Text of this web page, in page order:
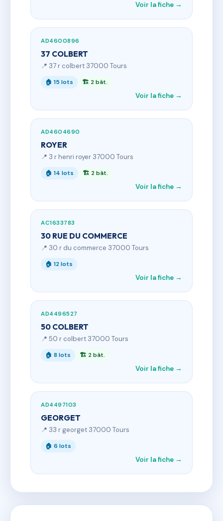
Voir la fiche →
AD4600896
37 COLBERT
📍 37 r colbert 37000 Tours
🏠 15 lots 🏗 2 bât.
Voir la fiche →
AD4604690
ROYER
📍 3 r henri royer 37000 Tours
🏠 14 lots 🏗 2 bât.
Voir la fiche →
AC1633783
30 RUE DU COMMERCE
📍 30 r du commerce 37000 Tours
🏠 12 lots
Voir la fiche →
AD4496527
50 COLBERT
📍 50 r colbert 37000 Tours
🏠 8 lots 🏗 2 bât.
Voir la fiche →
AD4497103
GEORGET
📍 33 r georget 37000 Tours
🏠 6 lots
Voir la fiche →